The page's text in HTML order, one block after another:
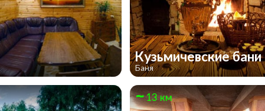
Кузьмичевские бани
Баня
13 км